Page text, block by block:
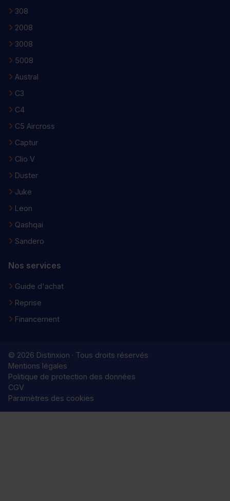
308
2008
3008
5008
Austral
C3
C4
C5 Aircross
Captur
Clio V
Duster
Juke
Leon
Qashqai
Sandero
Nos services
Guide d'achat
Reprise
Financement
© 2026 Distinxion · Tous droits réservés
Mentions légales
Politique de protection des données
CGV
Paramètres des cookies